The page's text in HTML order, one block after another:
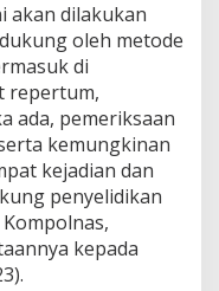
akan dilakukan
oleh metode
di
repertum,
ada, pemeriksaan
kemungkinan
kejadian dan
penyelidikan
kepada